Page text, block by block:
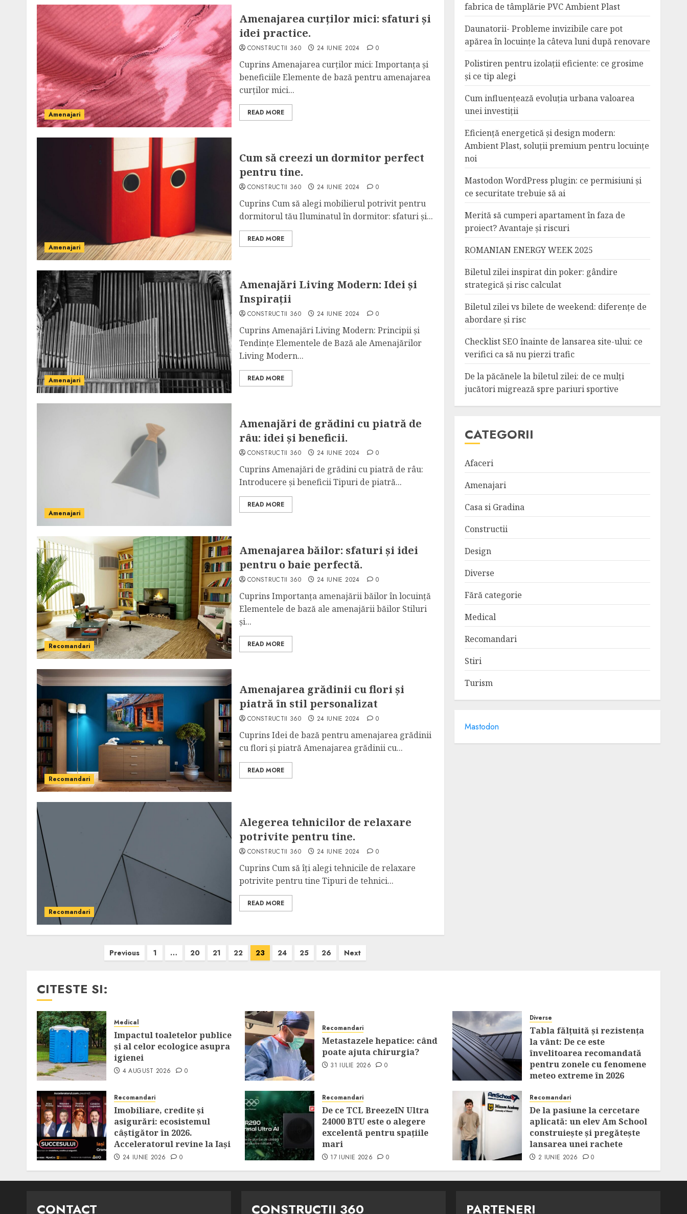
Amenajari
Amenajarea curților mici: sfaturi și
idei practice.
CONSTRUCTII 360 24 IUNIE 2024 0
Cuprins Amenajarea curților mici: Importanța și
beneficiile Elemente de bază pentru amenajarea
curților mici...
READ MORE
Amenajari
Cum să creezi un dormitor perfect
pentru tine.
CONSTRUCTII 360 24 IUNIE 2024 0
Cuprins Cum să alegi mobilierul potrivit pentru
dormitorul tău Iluminatul în dormitor: sfaturi și...
READ MORE
Amenajari
Amenajări Living Modern: Idei și
Inspirații
CONSTRUCTII 360 24 IUNIE 2024 0
Cuprins Amenajări Living Modern: Principii și
Tendințe Elementele de Bază ale Amenajărilor
Living Modern...
READ MORE
Amenajari
Amenajări de grădini cu piatră de
râu: idei și beneficii.
CONSTRUCTII 360 24 IUNIE 2024 0
Cuprins Amenajări de grădini cu piatră de râu:
Introducere și beneficii Tipuri de piatră...
READ MORE
Recomandari
Amenajarea băilor: sfaturi și idei
pentru o baie perfectă.
CONSTRUCTII 360 24 IUNIE 2024 0
Cuprins Importanța amenajării băilor în locuință
Elementele de bază ale amenajării băilor Stiluri
și...
READ MORE
Recomandari
Amenajarea grădinii cu flori și
piatră în stil personalizat
CONSTRUCTII 360 24 IUNIE 2024 0
Cuprins Idei de bază pentru amenajarea grădinii
cu flori și piatră Amenajarea grădinii cu...
READ MORE
Recomandari
Alegerea tehnicilor de relaxare
potrivite pentru tine.
CONSTRUCTII 360 24 IUNIE 2024 0
Cuprins Cum să îți alegi tehnicile de relaxare
potrivite pentru tine Tipuri de tehnici...
READ MORE
Previous 1 … 20 21 22 23 24 25 26 Next
fabrica de tâmplărie PVC Ambient Plast
Daunatorii- Probleme invizibile care pot
apărea în locuințe la câteva luni după renovare
Polistiren pentru izolații eficiente: ce grosime
și ce tip alegi
Cum influențează evoluția urbana valoarea
unei investiții
Eficiență energetică și design modern:
Ambient Plast, soluții premium pentru locuințe
noi
Mastodon WordPress plugin: ce permisiuni și
ce securitate trebuie să ai
Merită să cumperi apartament în faza de
proiect? Avantaje și riscuri
ROMANIAN ENERGY WEEK 2025
Biletul zilei inspirat din poker: gândire
strategică și risc calculat
Biletul zilei vs bilete de weekend: diferențe de
abordare și risc
Checklist SEO înainte de lansarea site-ului: ce
verifici ca să nu pierzi trafic
De la păcănele la biletul zilei: de ce mulți
jucători migrează spre pariuri sportive
CATEGORII
Afaceri
Amenajari
Casa si Gradina
Constructii
Design
Diverse
Fără categorie
Medical
Recomandari
Stiri
Turism
Mastodon
CITESTE SI:
Medical
Impactul toaletelor publice
și al celor ecologice asupra
igienei
4 AUGUST 2026 0
Recomandari
Metastazele hepatice: când
poate ajuta chirurgia?
31 IULIE 2026 0
Diverse
Tabla fălțuită și rezistența
la vânt: De ce este
învelitoarea recomandată
pentru zonele cu fenomene
meteo extreme în 2026
Recomandari
Imobiliare, credite și
asigurări: ecosistemul
câștigător în 2026.
Acceleratorul revine la Iași
24 IUNIE 2026 0
Recomandari
De ce TCL BreezeIN Ultra
24000 BTU este o alegere
excelentă pentru spațiile
mari
17 IUNIE 2026 0
Recomandari
De la pasiune la cercetare
aplicată: un elev Am School
construiește și pregătește
lansarea unei rachete
2 IUNIE 2026 0
CONTACT CONSTRUCTII 360 PARTENERI